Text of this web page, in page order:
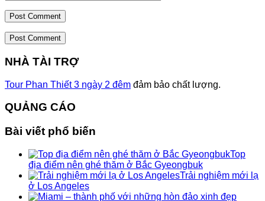
Post Comment
NHÀ TÀI TRỢ
Tour Phan Thiết 3 ngày 2 đêm đảm bảo chất lượng.
QUẢNG CÁO
Bài viết phổ biến
Top
địa điểm nên ghé thăm ở Bắc Gyeongbuk
Trải nghiệm mới lạ
ở Los Angeles